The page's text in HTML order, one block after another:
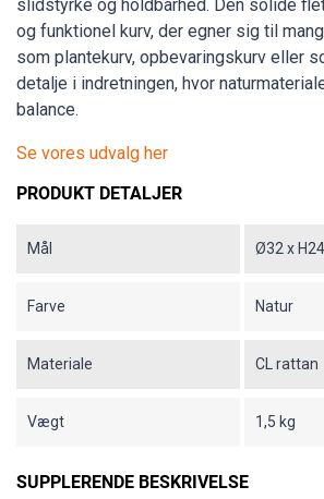
slidstyrke og holdbarhed. Den solide
og funktionel kurv, der egner sig til
som plantekurv, opbevaringskurv eller
detalje i indretningen, hvor
balance.
Se vores udvalg her
PRODUKT DETALJER
Mål Ø32 x
Farve Natur
Materiale CL rattan
Vægt 1,5 kg
SUPPLERENDE BESKRIVELSE